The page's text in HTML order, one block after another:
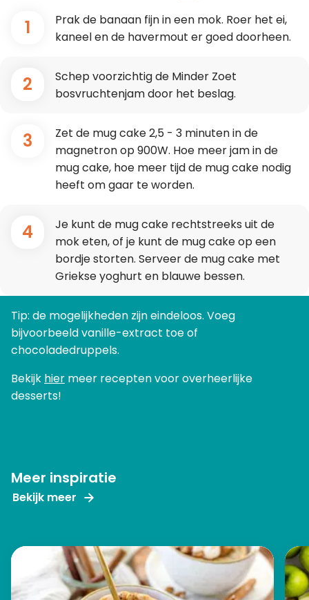
1
Prak de banaan fijn in een mok. Roer het ei,
kaneel en de havermout er goed doorheen.
2
Schep voorzichtig de Minder Zoet
bosvruchtenjam door het beslag.
3
Zet de mug cake 2,5 - 3 minuten in de
magnetron op 900W. Hoe meer jam in de
mug cake, hoe meer tijd de mug cake nodig
heeft om gaar te worden.
4
Je kunt de mug cake rechtstreeks uit de
mok eten, of je kunt de mug cake op een
bordje storten. Serveer de mug cake met
Griekse yoghurt en blauwe bessen.
Tip: de mogelijkheden zijn eindeloos. Voeg
bijvoorbeeld vanille-extract toe of
chocoladedruppels.
Bekijk hier meer recepten voor overheerlijke
desserts!
Meer inspiratie
Bekijk meer